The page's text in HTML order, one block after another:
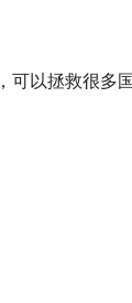
以拯救很多